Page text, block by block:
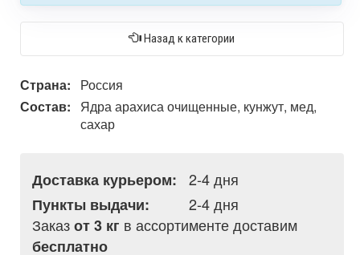
Назад к категории
Страна:
Россия
Состав:
Ядра арахиса очищенные, кунжут, мед,
сахар
Доставка курьером:
2-4 дня
Пункты выдачи:
2-4 дня
Заказот 3 кг в ассортименте доставим
бесплатно